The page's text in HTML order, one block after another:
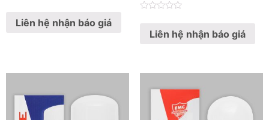
outLiên hệ nhận báo giá
outLiên hệ nhận báo giá